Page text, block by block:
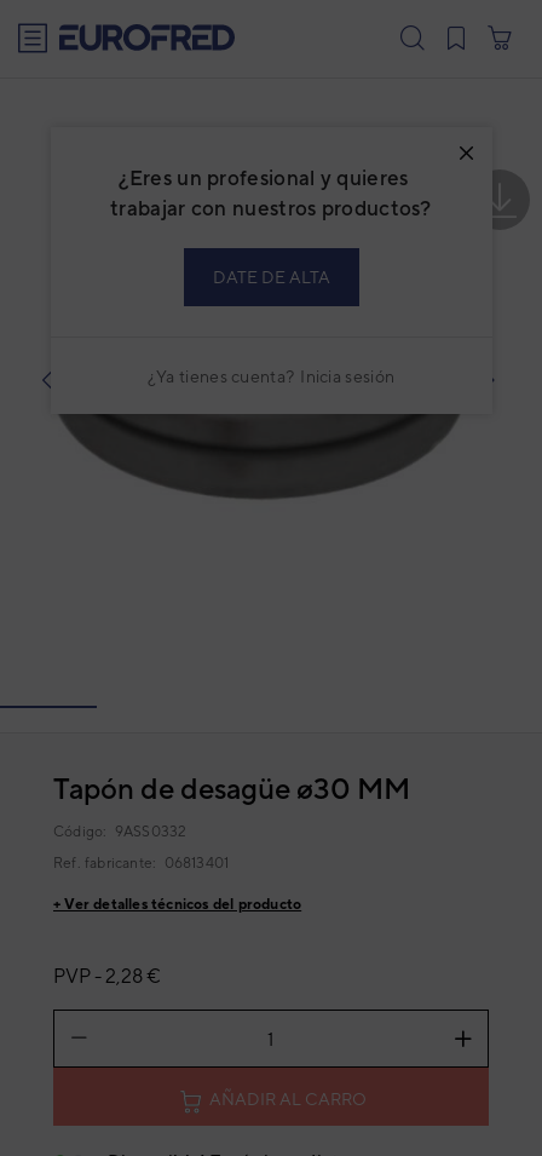
¿Eres un profesional y quieres
trabajar con nuestros productos?
DATE DE ALTA
¿Ya tienes cuenta? Inicia sesión
Tapón de desagüe ø30 MM
Código: 9ASS0332
Ref. fabricante: 06813401
+ Ver detalles técnicos del producto
PVP - 2,28 €
AÑADIR AL CARRO